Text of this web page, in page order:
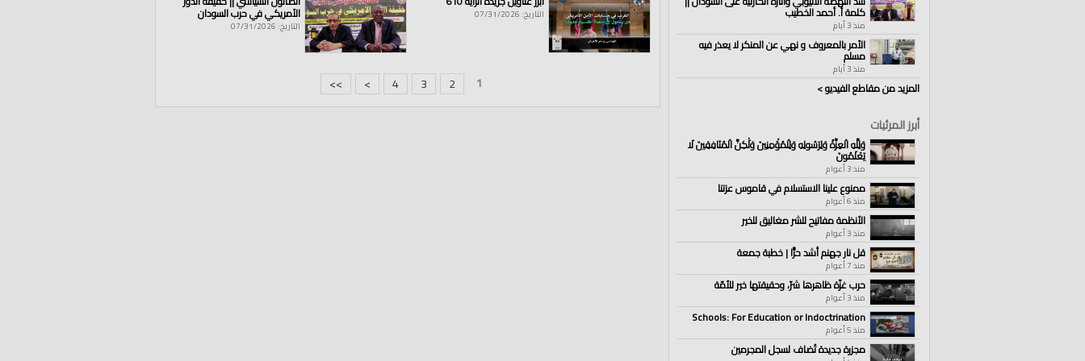
كلمة أ. أحمد الخطيب
منذ 3 أيام
الأمر بالمعروف و نهي عن المنكر لا يعذر فيه
مسلم
منذ 3 أيام
المزيد من مقاطع الفيديو >
أبرز المرئيات
وَلِلَّهِ الْعِزَّةُ وَلِرَسُولِهِ وَلِلْمُؤْمِنِينَ وَلَٰكِنَّ الْمُنَافِقِينَ لَا
يَعْلَمُونَ
منذ 3 أعوام
ممنوع علينا الاستسلام في قاموس عزتنا
منذ 6 أعوام
الأنظمة مفاتيح للشر مغاليق للخير
منذ 3 أعوام
قل نار جهنم أشد حرًّا | خطبة جمعة
منذ 7 أعوام
حرب غزّة ظاهرها شرّ، وحقيقتها خير للأمّة
منذ 3 أعوام
Schools: For Education or Indoctrination
منذ 5 أعوام
مجزرة جديدة تُضاف لسجل المجرمين
التاريخ: 07/31/2026 الأمريكي في حرب السودان
التاريخ: 07/31/2026
1
2
3
4
>
>>